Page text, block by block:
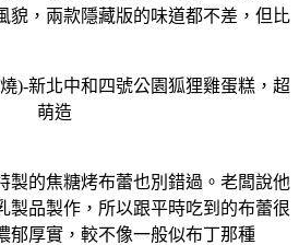
貌， 兩款隱藏版的味道都不差，但比
製的焦糖烤布蕾也別錯過。 老闆說他
製品製作，所以跟平時吃到的布蕾很
郁厚實，較不像一般似布丁那種